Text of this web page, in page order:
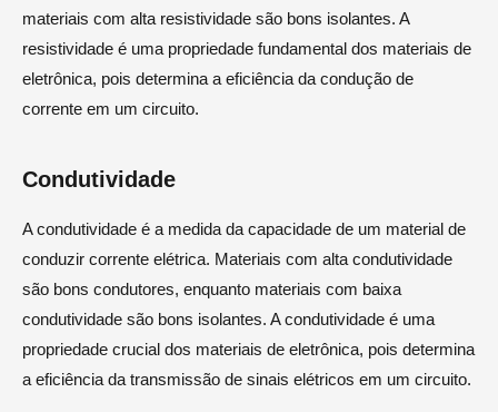
materiais com alta resistividade são bons isolantes. A
resistividade é uma propriedade fundamental dos materiais de
eletrônica, pois determina a eficiência da condução de
corrente em um circuito.
Condutividade
A condutividade é a medida da capacidade de um material de
conduzir corrente elétrica. Materiais com alta condutividade
são bons condutores, enquanto materiais com baixa
condutividade são bons isolantes. A condutividade é uma
propriedade crucial dos materiais de eletrônica, pois determina
a eficiência da transmissão de sinais elétricos em um circuito.